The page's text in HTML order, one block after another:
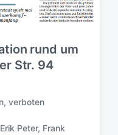
rund um
Str. 94
, verboten
Erik Peter, Frank